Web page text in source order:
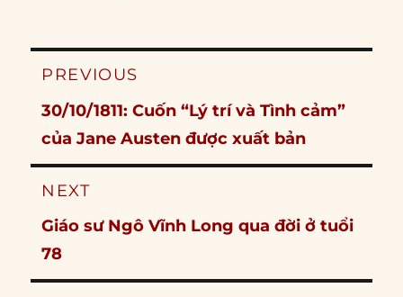
Post
PREVIOUS
Previous
post:
30/10/1811: Cuốn “Lý trí và Tình cảm”
của Jane Austen được xuất bản
NEXT
Next
post:
Giáo sư Ngô Vĩnh Long qua đời ở tuổi
78